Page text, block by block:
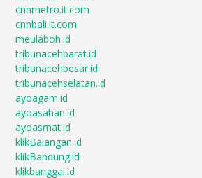
cnnmetro.it.com
cnnbali.it.com
meulaboh.id
tribunacehbarat.id
tribunacehbesar.id
tribunacehselatan.id
ayoagam.id
ayoasahan.id
ayoasmat.id
klikBalangan.id
klikBandung.id
klikbanggai.id